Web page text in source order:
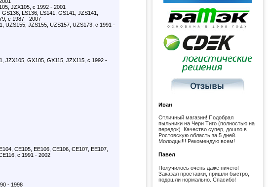
JZX105, с 1992 - 2001
LS136, LS141, GS141, JZS141,
с 1987 - 2007
UZS155, JZS155, UZS157, UZS173, с 1991 -
JZX105, GX105, GX115, JZX115, с 1992 -
CE105, EE106, CE106, CE107, EE107,
с 1991 - 2002
- 1998
Иван
Отличный магазин! Подобрал
пыльники на Чери Тиго (полностью на
передок). Качество супер, дошло в
Ростовскую область за 5 дней.
Молодцы!!! Рекомендую всем!
Павел
Получилось очень даже ничего!
Заказал проставки, пришли быстро,
подошли нормально. Спасибо!